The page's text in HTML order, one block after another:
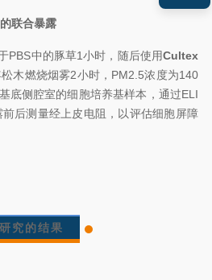
联合暴露
PBS中的豚草1小时，随后使用Cultex
木燃烧烟雾2小时，PM2.5浓度为140
底侧腔室的细胞培养基样本，通过ELI
后测量经上皮电阻，以评估细胞屏障
研究的结果